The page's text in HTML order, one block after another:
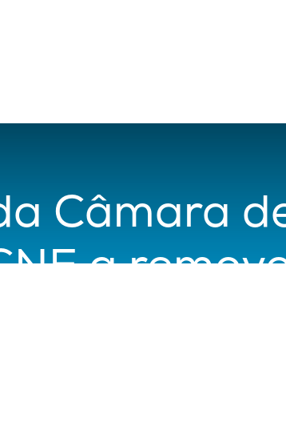
Câmara
a